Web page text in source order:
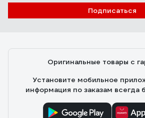
Подписаться
Оригинальные товары с
Установите мобильное
информация по заказам всегда